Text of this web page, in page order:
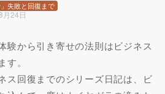
月24日
失敗と回復まで
験から引き寄せの法則はビジネス
。
ス回復までのシリーズ日記は、ビ